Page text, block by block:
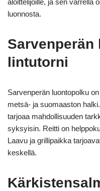
aloittelijoille, ja sen varrella
luonnosta.
lintutorni
Sarvenperän luontopolku
metsä- ja suomaaston
tarjoaa mahdollisuuden
syksyisin. Reitti on
Laavu ja grillipaikka
keskellä.